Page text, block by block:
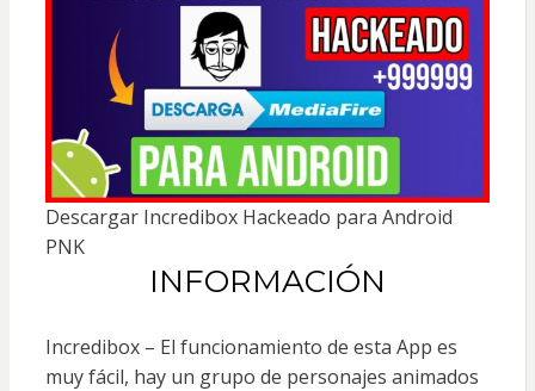
Descargar Incredibox Hackeado para Android
PNK
INFORMACIÓN
Incredibox – El funcionamiento de esta App es
muy fácil, hay un grupo de personajes animados